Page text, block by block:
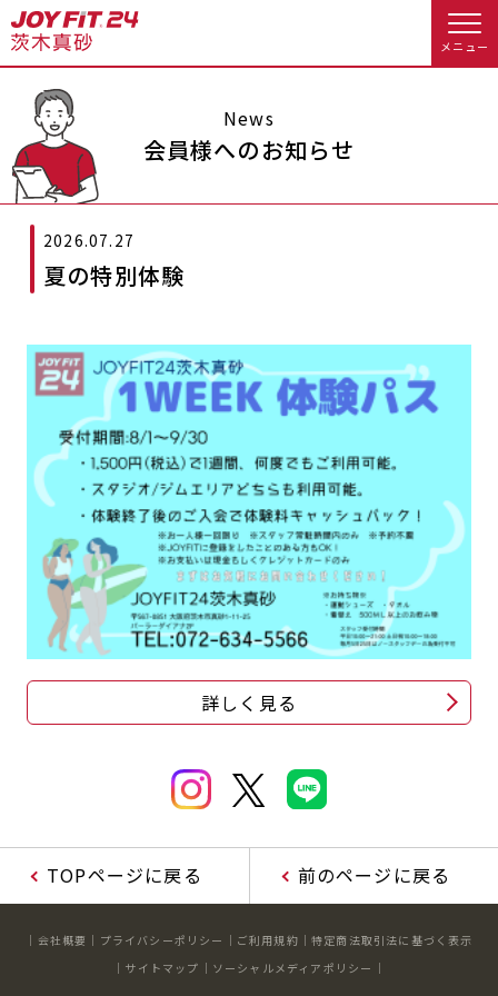
メニュー
店舗トップ
会員の方へトップ
会員様へのお知らせ
休会お手続き
店舗情報・サービス
よくあるご質問 店舗へのお問い合わせ
入会のお手続きをする
入会するトップ
Appで入会手続き料金・サービス等詳しく見る
入会を悩まれている方へトップ
キャンペーン 料金のご案内
アクセス 店舗情報・サービス
見学・体験 スタジオプログラム情報
よくあるご質問
JOYFIT総合トップ JOYFIT
JOYFIT24 JOYFIT YOGA
JOYFIT+ 店舗を探す
News
会員様へのお知らせ
2026.07.27
夏の特別体験
詳しく見る
TOPページに戻る 前のページに戻る
会社概要 プライバシーポリシー ご利用規約
特定商法取引法に基づく表示
サイトマップ
ソーシャルメディアポリシー